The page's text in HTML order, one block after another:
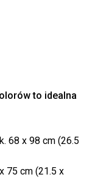
to idealna
68 x 98 cm (26.5
75 cm (21.5 x